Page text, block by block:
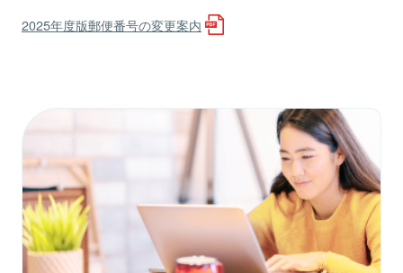
2025年度版郵便番号の変更案内